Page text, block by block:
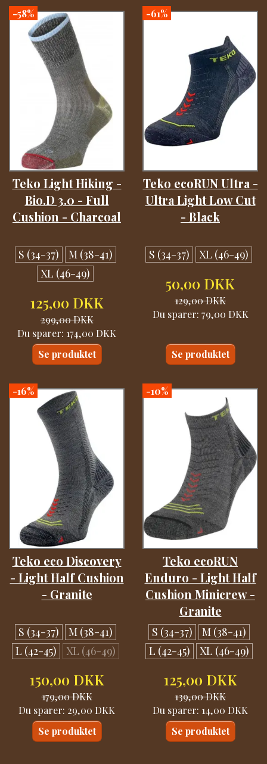
-58%
Teko Light Hiking -
Bio.D 3.0 - Full
Cushion - Charcoal
S (34-37)
M (38-41)
XL (46-49)
125,00 DKK
299,00 DKK
Du sparer: 174,00 DKK
Se produktet
-61%
Teko ecoRUN Ultra -
Ultra Light Low Cut
- Black
S (34-37) XL (46-49)
50,00 DKK
129,00 DKK
Du sparer: 79,00 DKK
Se produktet
-16%
Teko eco Discovery
- Light Half Cushion
- Granite
S (34-37)
M (38-41)
L (42-45)
XL (46-49)
150,00 DKK
179,00 DKK
Du sparer: 29,00 DKK
Se produktet
-10%
Teko ecoRUN
Enduro - Light Half
Cushion Minicrew -
Granite
S (34-37)
M (38-41)
L (42-45)
XL (46-49)
125,00 DKK
139,00 DKK
Du sparer: 14,00 DKK
Se produktet